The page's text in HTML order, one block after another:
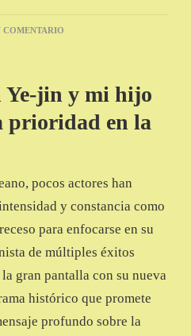
COMENTARIO
CUENTA
TODO
EN
jin y mi hijo
prioridad en la
pocos actores han
y constancia como
para enfocarse en su
de múltiples éxitos
gran pantalla con su nueva
histórico que promete
profundo sobre la